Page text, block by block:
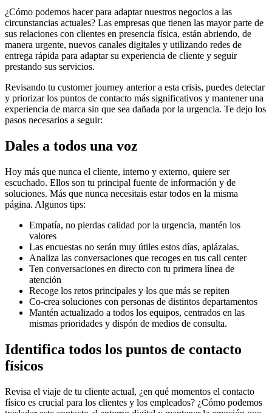
¿Cómo podemos hacer para adaptar nuestros negocios a las
circunstancias actuales? Las empresas que tienen las mayor parte de
sus relaciones con clientes en presencia física, están abriendo, de
manera urgente, nuevos canales digitales y utilizando redes de
entrega rápida para adaptar su experiencia de cliente y seguir
prestando sus servicios.
Revisando tu customer journey anterior a esta crisis, puedes detectar
y priorizar los puntos de contacto más significativos y mantener una
experiencia de marca sin que sea dañada por la urgencia. Te dejo los
pasos necesarios a seguir:
Dales a todos una voz
Hoy más que nunca el cliente, interno y externo, quiere ser
escuchado. Ellos son tu principal fuente de información y de
soluciones. Más que nunca necesitais estar todos en la misma
página. Algunos tips:
Empatía, no pierdas calidad por la urgencia, mantén los
valores
Las encuestas no serán muy útiles estos días, aplázalas.
Analiza las conversaciones que recoges en tus call center
Ten conversaciones en directo con tu primera línea de
atención
Recoge los retos principales y los que más se repiten
Co-crea soluciones con personas de distintos departamentos
Mantén actualizado a todos los equipos, centrados en las
mismas prioridades y dispón de medios de consulta.
Identifica todos los puntos de contacto
físicos
Revisa el viaje de tu cliente actual, ¿en qué momentos el contacto
físico es crucial para los clientes y los empleados? ¿Cómo podemos